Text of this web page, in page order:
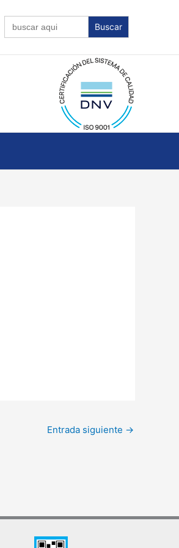
Buscar:
Entrada siguiente →